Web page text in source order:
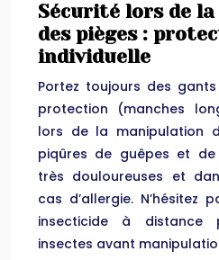
Sécurité lors de
des pièges :
individuelle
Portez toujours des
protection (manches
lors de la manipulation
piqûres de guêpes et
très douloureuses et
cas d’allergie. N’hésitez
insecticide à distance
insectes avant